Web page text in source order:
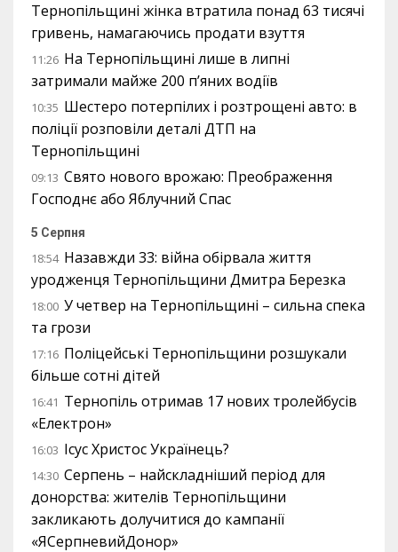
Тернопільщині жінка втратила понад 63 тисячі
гривень, намагаючись продати взуття
11:26 На Тернопільщині лише в липні
затримали майже 200 п’яних водіїв
10:35 Шестеро потерпілих і розтрощені авто: в
поліції розповіли деталі ДТП на
Тернопільщині
09:13 Свято нового врожаю: Преображення
Господнє або Яблучний Спас
5 Серпня
18:54 Назавжди 33: війна обірвала життя
уродженця Тернопільщини Дмитра Березка
18:00 У четвер на Тернопільщині – сильна спека
та грози
17:16 Поліцейські Тернопільщини розшукали
більше сотні дітей
16:41 Тернопіль отримав 17 нових тролейбусів
«Електрон»
16:03 Ісус Христос Українець?
14:30 Серпень – найскладніший період для
донорства: жителів Тернопільщини
закликають долучитися до кампанії
«ЯСерпневийДонор»